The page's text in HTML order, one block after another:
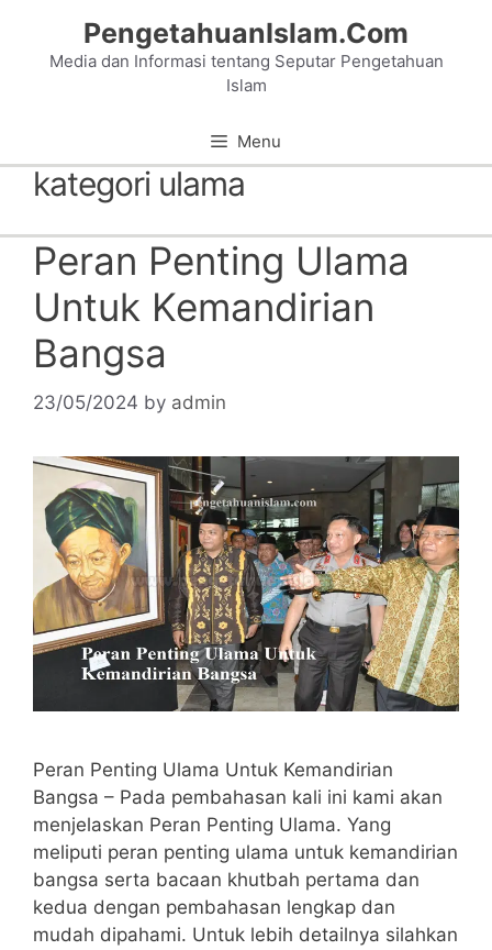
content
PengetahuanIslam.Com
Media dan Informasi tentang Seputar Pengetahuan
Islam
Menu
kategori ulama
Peran Penting Ulama
Untuk Kemandirian
Bangsa
23/05/2024 by admin
Peran Penting Ulama Untuk Kemandirian
Bangsa – Pada pembahasan kali ini kami akan
menjelaskan Peran Penting Ulama. Yang
meliputi peran penting ulama untuk kemandirian
bangsa serta bacaan khutbah pertama dan
kedua dengan pembahasan lengkap dan
mudah dipahami. Untuk lebih detailnya silahkan